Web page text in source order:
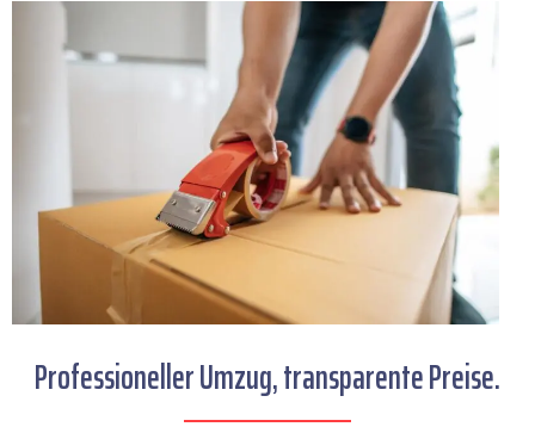
Professioneller Umzug, transparente Preise.